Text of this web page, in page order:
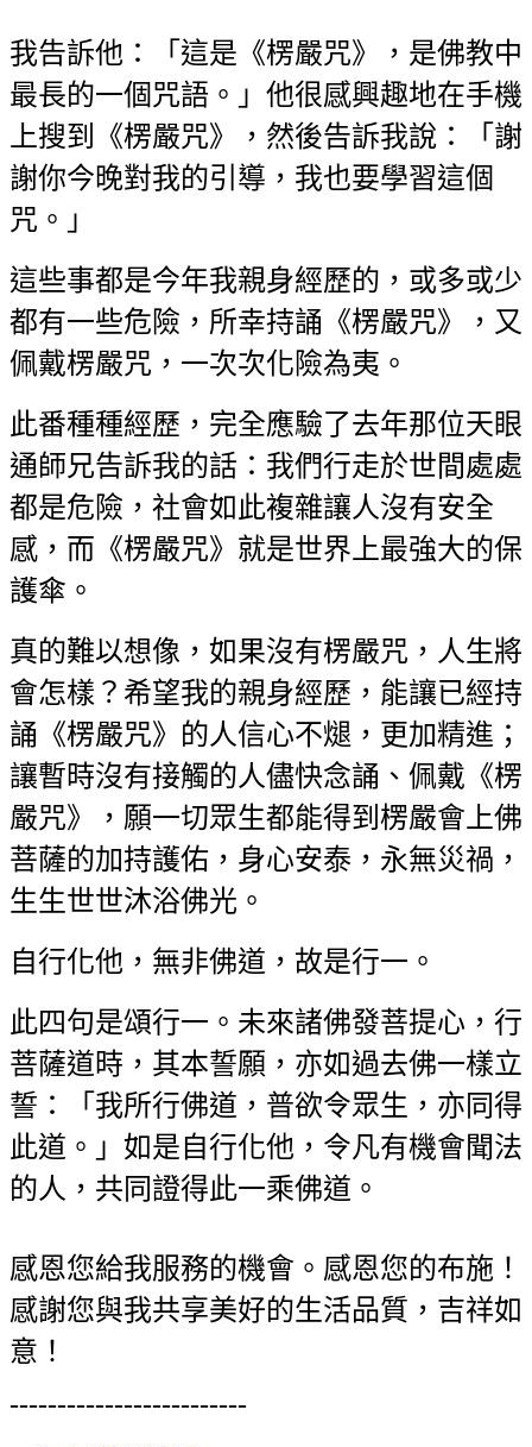
我告訴他：「這是《楞嚴咒》，是佛教中
最長的一個咒語。」他很感興趣地在手機
上搜到《楞嚴咒》，然後告訴我說：「謝
謝你今晚對我的引導，我也要學習這個
咒。」
這些事都是今年我親身經歷的，或多或少
都有一些危險，所幸持誦《楞嚴咒》， 又
佩戴楞嚴咒，一次次化險為夷。
此番種種經歷，完全應驗了去年那位天眼
通師兄告訴我的話：我們行走於世間處處
都是危險，社會如此複雜讓人沒有安全
感，而《楞嚴咒》就是世界上最強大的保
護傘。
真的難以想像，如果沒有楞嚴咒，人生將
會怎樣？希望我的親身經歷，能讓已經持
誦《楞嚴咒》的人信心不煺，更加精進；
讓暫時沒有接觸的人儘快念誦、佩戴 《楞
嚴咒》，願一切眾生都能得到楞嚴會上佛
菩薩的加持護佑，身心安泰，永無災禍，
生生世世沐浴佛光。
自行化他，無非佛道，故是行一。
此四句是頌行一。未來諸佛發菩提心，行
菩薩道時，其本誓願，亦如過去佛一樣立
誓：「我所行佛道，普欲令眾生，亦同得
此道。」如是自行化他，令凡有機會聞法
的人，共同證得此一乘佛道。
感恩您給我服務的機會。感恩您的布施！
感謝您與我共享美好的生活品質，吉祥如
意！
-------------------------